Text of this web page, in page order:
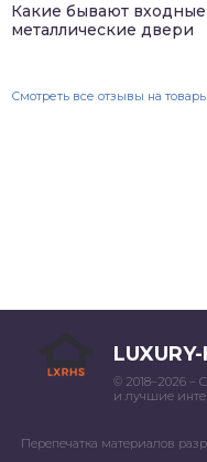
Какие бывают входные
металлические двери
Смотреть все отзывы на товары
© 2018–2026 –
и лучшие
Перепечатка материалов